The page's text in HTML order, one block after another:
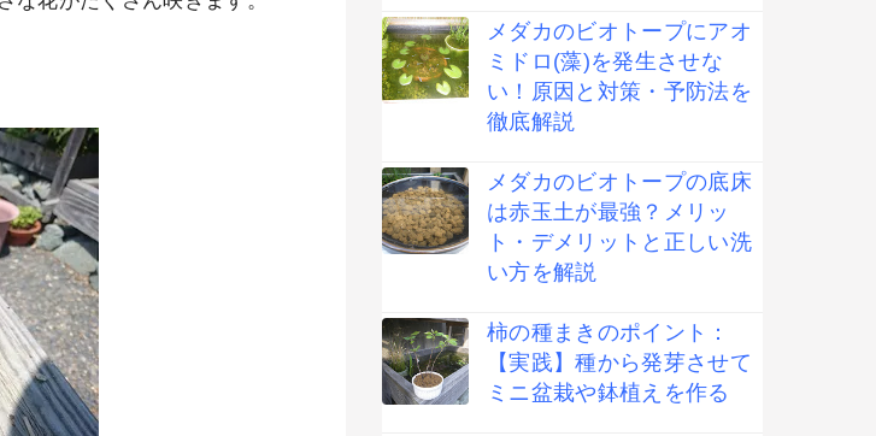
メダカのビオトープにアオ
ミドロ(藻)を発生させな
い！原因と対策・予防法を
徹底解説
メダカのビオトープの底床
は赤玉土が最強？メリッ
ト・デメリットと正しい洗
い方を解説
柿の種まきのポイント：
【実践】種から発芽させて
ミニ盆栽や鉢植えを作る